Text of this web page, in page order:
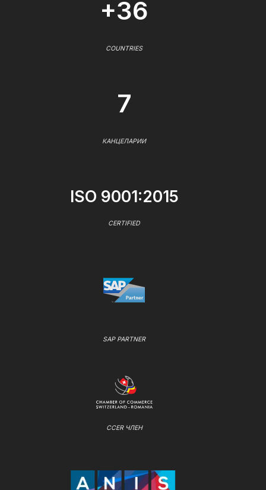
+36
COUNTRIES
7
КАНЦЕЛАРИИ
ISO 9001:2015
CERTIFIED
SAP PARTNER
CCER ЧЛЕН